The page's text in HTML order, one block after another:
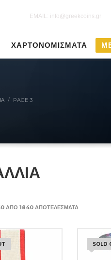
EMAIL: info@greekcoins.gr
ΧΑΡΤΟΝΟΜΙΣΜΑΤΑ
PAGE 3
ΑΠΌ 1840 ΑΠΟΤΕΛΈΣΜΑΤΑSORTED
SOLD